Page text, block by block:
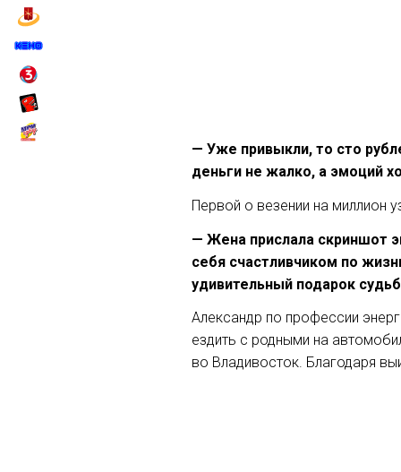
— Уже привыкли, то сто
деньги не жалко, а эмоций
Первой о везении на миллион
— Жена прислала скриншот
себя счастливчиком по
удивительный подарок
Александр по профессии
ездить с родными на
во Владивосток. Благодаря